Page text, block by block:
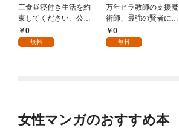
三食昼寝付き生活を約
束してください、公爵
様 1話
0
無料
万年ヒラ教師の支援魔
術師、最強の賢者にな
る～不人気の支援魔術
師は給料泥棒だと魔術
0
無料
女性マンガのおすすめ本